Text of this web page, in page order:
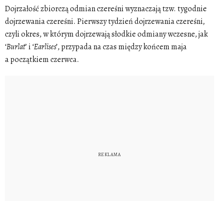
Dojrzałość zbiorczą odmian czereśni wyznaczają tzw. tygodnie
dojrzewania czereśni. Pierwszy tydzień dojrzewania czereśni,
czyli okres, w którym dojrzewają słodkie odmiany wczesne, jak
‘Burlat’ i ‘Earlises’, przypada na czas między końcem maja
a początkiem czerwca.